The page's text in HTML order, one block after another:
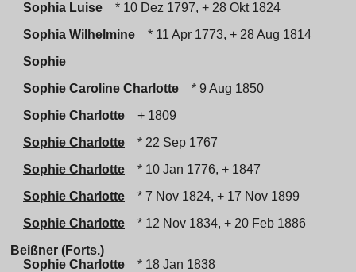
Sophia Luise
* 10 Dez 1797, + 28 Okt 1824
Sophia Wilhelmine
* 11 Apr 1773, + 28 Aug 1814
Sophie
Sophie Caroline Charlotte
* 9 Aug 1850
Sophie Charlotte
+ 1809
Sophie Charlotte
* 22 Sep 1767
Sophie Charlotte
* 10 Jan 1776, + 1847
Sophie Charlotte
* 7 Nov 1824, + 17 Nov 1899
Sophie Charlotte
* 12 Nov 1834, + 20 Feb 1886
Beißner (Forts.)
Sophie Charlotte
* 18 Jan 1838